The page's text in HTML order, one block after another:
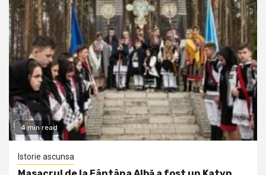
4 min read
Istorie ascunsa